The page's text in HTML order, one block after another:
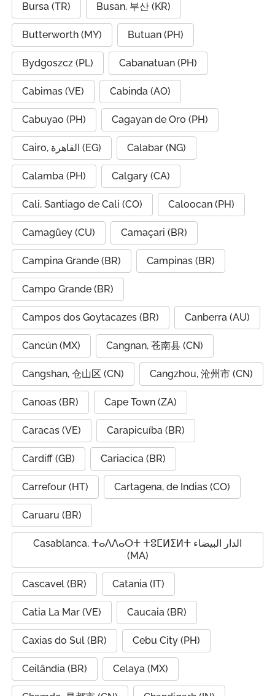
Bursa (TR) Busan, 부산 (KR)
Butterworth (MY) Butuan (PH)
Bydgoszcz (PL) Cabanatuan (PH)
Cabimas (VE) Cabinda (AO)
Cabuyao (PH) Cagayan de Oro (PH)
Cairo, القاهرة (EG) Calabar (NG)
Calamba (PH) Calgary (CA)
Cali, Santiago de Cali (CO) Caloocan (PH)
Camagüey (CU) Camaçari (BR)
Campina Grande (BR) Campinas (BR)
Campo Grande (BR)
Campos dos Goytacazes (BR) Canberra (AU)
Cancún (MX) Cangnan, 苍南县 (CN)
Cangshan, 仓山区 (CN) Cangzhou, 沧州市 (CN)
Canoas (BR) Cape Town (ZA)
Caracas (VE) Carapicuíba (BR)
Cardiff (GB) Cariacica (BR)
Carrefour (HT) Cartagena, de Indias (CO)
Caruaru (BR)
Casablanca, ⵜⴰⴷⴷⴰⵔⵜ ⵜⵓⵎⵍⵉⵍⵜ الدار البيضاء
(MA)
Cascavel (BR) Catania (IT)
Catia La Mar (VE) Caucaia (BR)
Caxias do Sul (BR) Cebu City (PH)
Ceilândia (BR) Celaya (MX)